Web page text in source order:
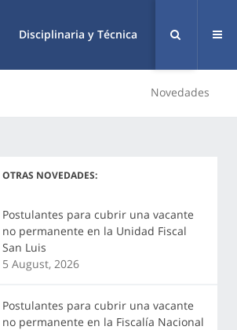
Disciplinaria y Técnica
Novedades
OTRAS NOVEDADES:
Postulantes para cubrir una vacante
no permanente en la Unidad Fiscal
San Luis
5 August, 2026
Postulantes para cubrir una vacante
no permanente en la Fiscalía Nacional